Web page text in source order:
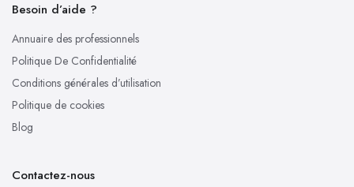
Besoin d’aide ?
Annuaire des professionnels
Politique De Confidentialité
Conditions générales d’utilisation
Politique de cookies
Blog
Contactez-nous